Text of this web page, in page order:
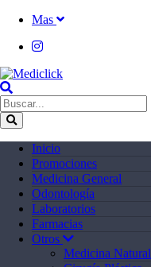
Mas
Inicio
Promociones
Medicina General
Odontología
Laboratorios
Farmacias
Otros
Medicina Natural